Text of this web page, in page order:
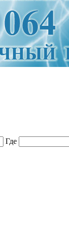
Где